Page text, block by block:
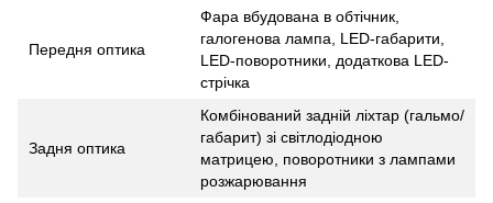
Передня оптика
Фара вбудована в обтічник,
галогенова лампа, LED-габарити,
LED-поворотники, додаткова LED-
стрічка
Задня оптика
Комбінований задній ліхтар (гальмо/
габарит) зі світлодіодною
матрицею, поворотники з лампами
розжарювання